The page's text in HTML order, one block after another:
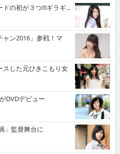
の初が３つ!!!ギラギ...
ン2016」参戦！マ
した元ひきこもり女
DVDデビュー
」監督舞台に